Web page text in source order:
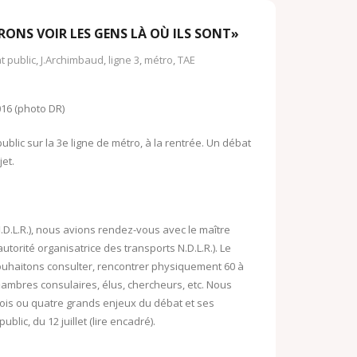
VOIR LES GENS LÀ OÙ ILS SONT»
public, J.Archimbaud, ligne 3, métro,TAE
(photo DR)
sur la 3e ligne de métro, à la rentrée. Un débat
nous avions rendez-vous avec le maître
organisatrice des transports N.D.L.R.). Le
consulter, rencontrer physiquement 60 à
consulaires, élus, chercheurs, etc. Nous
ou quatre grands enjeux du débat et ses
du 12 juillet (lire encadré).